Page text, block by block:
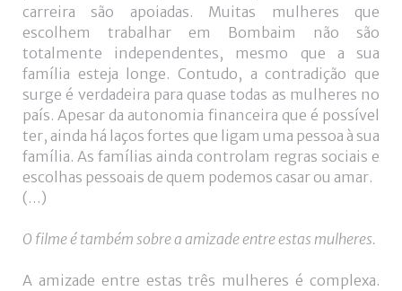
carreira são apoiadas. Muitas mulheres que
escolhem trabalhar em Bombaim não são
totalmente independentes, mesmo que a sua
família esteja longe. Contudo, a contradição que
surge é verdadeira para quase todas as mulheres no
país. Apesar da autonomia financeira que é possível
ter, ainda há laços fortes que ligam uma pessoa à sua
família. As famílias ainda controlam regras sociais e
escolhas pessoais de quem podemos casar ou amar.
(…)
O filme é também sobre a amizade entre estas mulheres.
A amizade entre estas três mulheres é complexa.